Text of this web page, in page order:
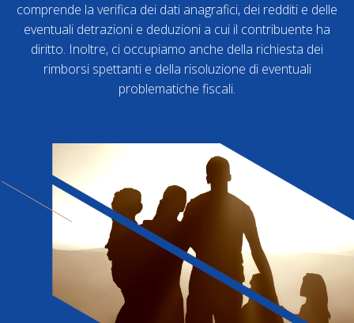
comprende la verifica dei dati anagrafici, dei redditi e delle
eventuali detrazioni e deduzioni a cui il contribuente ha
diritto. Inoltre, ci occupiamo anche della richiesta dei
rimborsi spettanti e della risoluzione di eventuali
problematiche fiscali.